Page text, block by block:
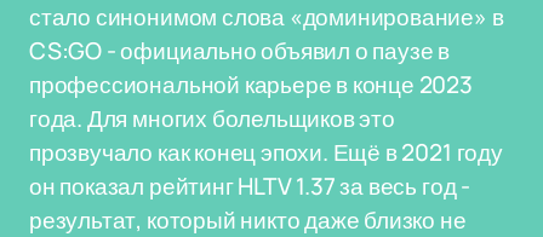
стало синонимом слова «доминирование» в
CS:GO - официально объявил о паузе в
профессиональной карьере в конце 2023
года. Для многих болельщиков это
прозвучало как конец эпохи. Ещё в 2021 году
он показал рейтинг HLTV 1.37 за весь год -
результат, который никто даже близко не